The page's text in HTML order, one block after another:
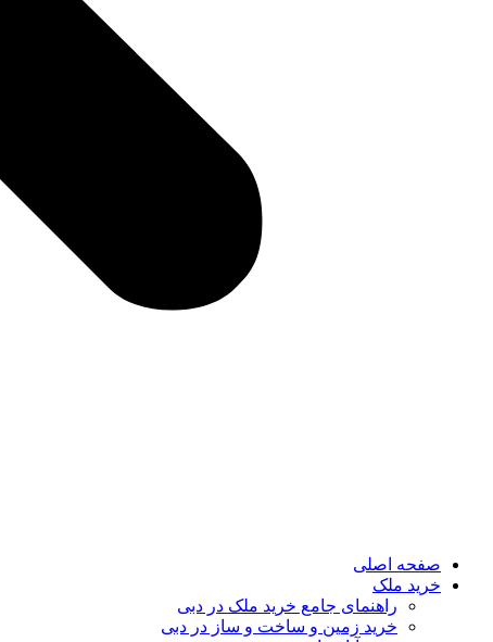
صفحه اصلی
خرید ملک
راهنمای جامع خرید ملک در دبی
خرید زمین و ساخت‌ و ساز در دبی